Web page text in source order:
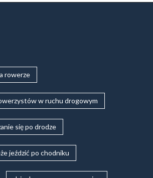
rowerze
w ruchu drogowym
się po drodze
jeździć po chodniku